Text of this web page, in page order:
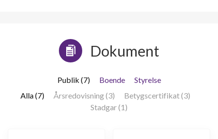
Dokument
Publik (7) Boende
Styrelse
Alla (7)
Årsredovisning (3)
Betygscertifikat (3)
Stadgar (1)